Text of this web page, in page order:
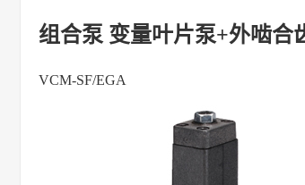
组合泵 变量叶片泵+外啮合
VCM-SF/EGA